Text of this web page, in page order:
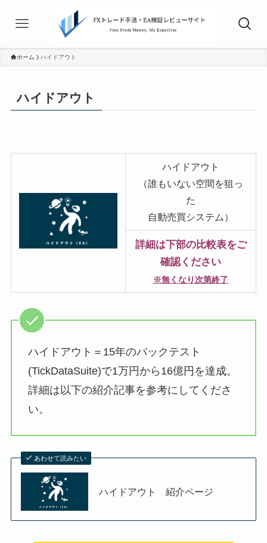
ホーム ハイドアウト
ハイドアウト
ハイドアウト
（誰もいない空間を狙っ
た
自動売買システム）
詳細は下部の比較表をご
確認ください
※無くなり次第終了
ハイドアウト＝15年のバックテスト
(TickDataSuite)で1万円から16億円を達成。
詳細は以下の紹介記事を参考にしてくださ
い。
あわせて読みたい
ハイドアウト 紹介ページ